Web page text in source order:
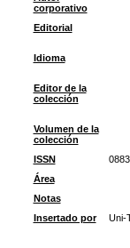
corporativo
Editorial
Idioma
Editor de la
colección
Volumen de la
colección
ISSN
Área
Notas
Insertado por
Uni-